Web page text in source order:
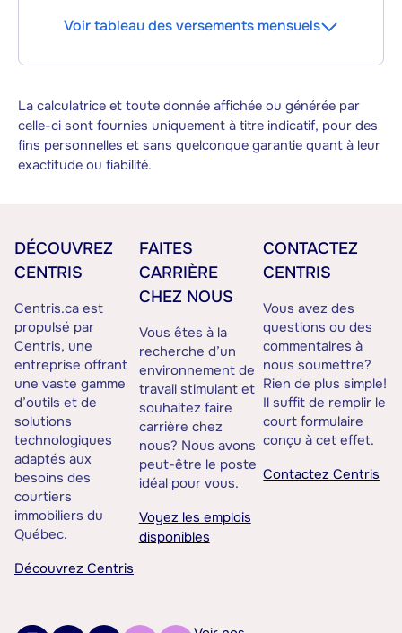
Voir tableau des versements mensuels
La calculatrice et toute donnée affichée ou générée par
celle-ci sont fournies uniquement à titre indicatif, pour des
fins personnelles et sans quelconque garantie quant à leur
exactitude ou fiabilité.
DÉCOUVREZ
CENTRIS
Centris.ca est
propulsé par
Centris, une
entreprise offrant
une vaste gamme
d’outils et de
solutions
technologiques
adaptés aux
besoins des
courtiers
immobiliers du
Québec.
Découvrez Centris
FAITES
CARRIÈRE
CHEZ NOUS
Vous êtes à la
recherche d’un
environnement de
travail stimulant et
souhaitez faire
carrière chez
nous? Nous avons
peut-être le poste
idéal pour vous.
Voyez les emplois
disponibles
CONTACTEZ
CENTRIS
Vous avez des
questions ou des
commentaires à
nous soumettre?
Rien de plus simple!
Il suffit de remplir le
court formulaire
conçu à cet effet.
Contactez Centris